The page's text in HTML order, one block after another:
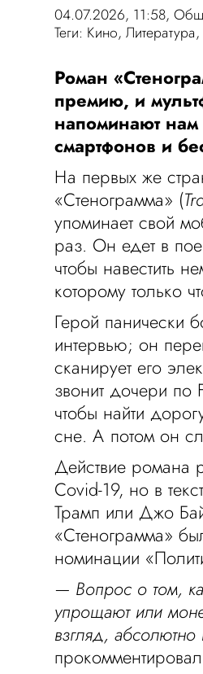
04.07.2026, 11:58,
Теги: Кино,Литература
Роман
премию, и
напоминают
смартфонов и
На первых же
«Стенограмма» (
упоминает свой
раз. Он едет в
чтобы навестить
которому только
Герой панически
интервью; он
сканирует его
звонит дочери по
чтобы найти
сне. А потом он
Действие романа
Covid-19, но в
Трамп или Джо
«Стенограмма»
номинации
— Вопрос о том,
упрощают или
взгляд, абсолютно